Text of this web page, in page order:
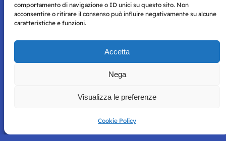
comportamento di navigazione o ID unici su questo sito. Non
acconsentire o ritirare il consenso può influire negativamente su alcune
caratteristiche e funzioni.
Accetta
Nega
Visualizza le preferenze
Cookie Policy
Storie di Napoli è una testata registrata presso il tribunale di
per mero scopo didattico e informativo.
perseguito secondo i termini di legge. Si nega l’utilizzo delle